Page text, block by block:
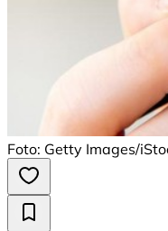
Foto: Getty Images/